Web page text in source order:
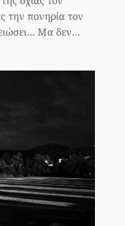
την πονηρία τον
Μα δεν…